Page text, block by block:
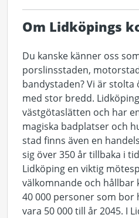
Om Lidköpings
Du kanske känner oss
porslinsstaden,
bandystaden? Vi är
med stor bredd.
västgötaslätten och har
magiska badplatser och
stad finns även en
sig över 350 år tillbaka i
Lidköping en viktig
välkomnande och hållbar
40 000 personer som
vara 50 000 till år 2045. I